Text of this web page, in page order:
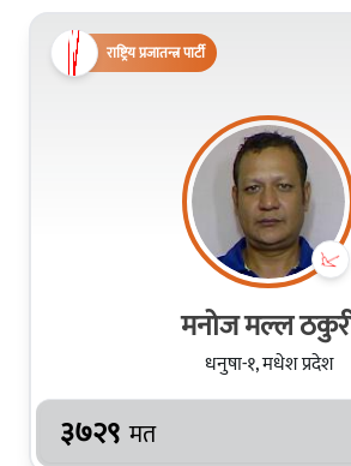
राष्ट्रिय प्रजातन्त्र पार्टी
मनोज मल्ल
धनुषा-१, मधेश प्रदेश
३७२९ मत